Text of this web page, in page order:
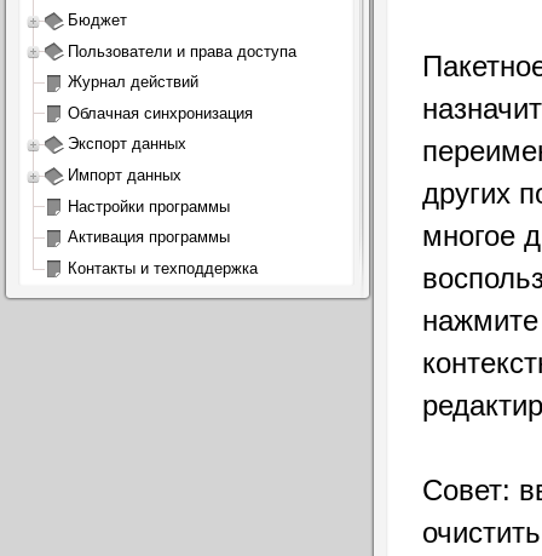
Бюджет
Пользователи и права доступа
Журнал действий
Облачная синхронизация
Экспорт данных
Импорт данных
Настройки программы
Активация программы
Контакты и техподдержка
других
многое
Совет: